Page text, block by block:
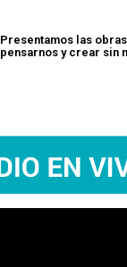
Presentamos las
pensarnos y crear sin